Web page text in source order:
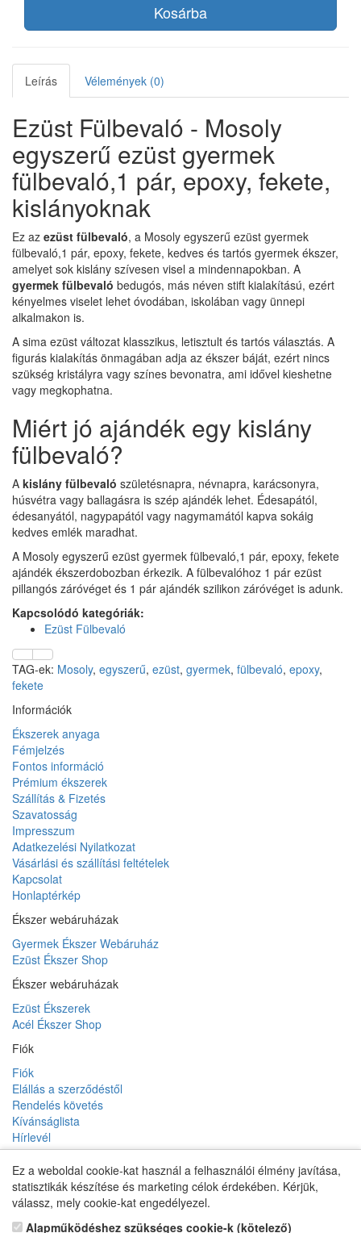
Kosárba
Leírás Vélemények (0)
Ezüst Fülbevaló - Mosoly
egyszerű ezüst gyermek
fülbevaló,1 pár, epoxy, fekete,
kislányoknak
Ez az ezüst fülbevaló, a Mosoly egyszerű ezüst gyermek
fülbevaló,1 pár, epoxy, fekete, kedves és tartós gyermek ékszer,
amelyet sok kislány szívesen visel a mindennapokban. A
gyermek fülbevaló bedugós, más néven stift kialakítású, ezért
kényelmes viselet lehet óvodában, iskolában vagy ünnepi
alkalmakon is.
A sima ezüst változat klasszikus, letisztult és tartós választás. A
figurás kialakítás önmagában adja az ékszer báját, ezért nincs
szükség kristályra vagy színes bevonatra, ami idővel kieshetne
vagy megkophatna.
Miért jó ajándék egy kislány
fülbevaló?
A kislány fülbevaló születésnapra, névnapra, karácsonyra,
húsvétra vagy ballagásra is szép ajándék lehet. Édesapától,
édesanyától, nagypapától vagy nagymamától kapva sokáig
kedves emlék maradhat.
A Mosoly egyszerű ezüst gyermek fülbevaló,1 pár, epoxy, fekete
ajándék ékszerdobozban érkezik. A fülbevalóhoz 1 pár ezüst
pillangós záróvéget és 1 pár ajándék szilikon záróvéget is adunk.
Kapcsolódó kategóriák:
Ezüst Fülbevaló
TAG-ek: Mosoly, egyszerű, ezüst, gyermek, fülbevaló, epoxy,
fekete
Információk
Ékszerek anyaga
Fémjelzés
Fontos információ
Prémium ékszerek
Szállítás & Fizetés
Szavatosság
Impresszum
Adatkezelési Nyilatkozat
Vásárlási és szállítási feltételek
Kapcsolat
Honlaptérkép
Ékszer webáruházak
Gyermek Ékszer Webáruház
Ezüst Ékszer Shop
Ékszer webáruházak
Ezüst Ékszerek
Acél Ékszer Shop
Fiók
Fiók
Elállás a szerződéstől
Rendelés követés
Kívánságlista
Hírlevél
Gyermek Ékszer Shop
Ez a weboldal cookie-kat használ a felhasználói élmény javítása,
statisztikák készítése és marketing célok érdekében. Kérjük,
válassz, mely cookie-kat engedélyezel.
Alapműködéshez szükséges cookie-k (kötelező)